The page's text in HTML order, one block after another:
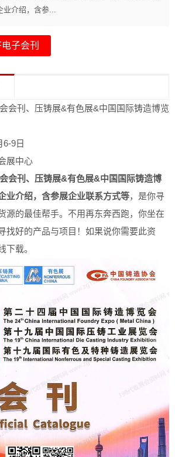
介绍，含参...
子会刊
会刊、压铸展&有色展&中国国际铸造博览
6-9日
展中心
会刊、压铸展&有色展&中国国际铸造博
业介绍，含参展企业联系方式等，是你寻
源的最佳帮手。不用再东奔西跑，你坐在
找好的产品与项目！如果说你需要此资
下载。